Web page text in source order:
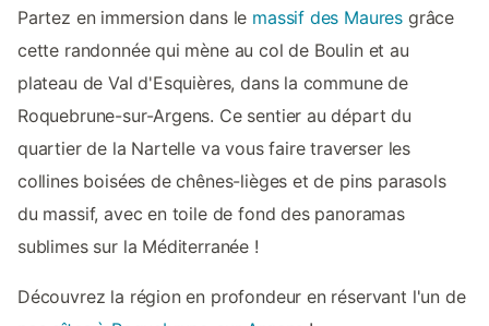
Partez en immersion dans le massif des Maures grâce
cette randonnée qui mène au col de Boulin et au
plateau de Val d'Esquières, dans la commune de
Roquebrune-sur-Argens. Ce sentier au départ du
quartier de la Nartelle va vous faire traverser les
collines boisées de chênes-lièges et de pins parasols
du massif, avec en toile de fond des panoramas
sublimes sur la Méditerranée !
Découvrez la région en profondeur en réservant l'un de